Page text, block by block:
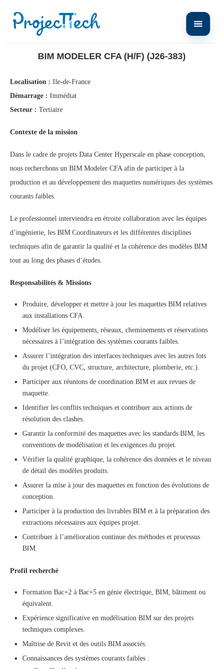
BIM MODELER CFA (H/F) (J26-383)
Localisation : Ile-de-France
Démarrage : Immédiat
Secteur : Tertiaire
Contexte de la mission
Dans le cadre de projets Data Center Hyperscale en phase conception,
nous recherchons un BIM Modeler CFA afin de participer à la
production et au développement des maquettes numériques des systèmes
courants faibles.
Le professionnel interviendra en étroite collaboration avec les équipes
d’ingénierie, les BIM Coordinateurs et les différentes disciplines
techniques afin de garantir la qualité et la cohérence des modèles BIM
tout au long des phases d’études.
Responsabilités & Missions
Produire, développer et mettre à jour les maquettes BIM relatives
aux installations CFA.
Modéliser les équipements, réseaux, cheminements et réservations
nécessaires à l’intégration des systèmes courants faibles.
Assurer l’intégration des interfaces techniques avec les autres lots
du projet (CFO, CVC, structure, architecture, plomberie, etc.).
Participer aux réunions de coordination BIM et aux revues de
maquette.
Identifier les conflits techniques et contribuer aux actions de
résolution des clashes.
Garantir la conformité des maquettes avec les standards BIM, les
conventions de modélisation et les exigences du projet.
Vérifier la qualité graphique, la cohérence des données et le niveau
de détail des modèles produits.
Assurer la mise à jour des maquettes en fonction des évolutions de
conception.
Participer à la production des livrables BIM et à la préparation des
extractions nécessaires aux équipes projet.
Contribuer à l’amélioration continue des méthodes et processus
BIM.
Profil recherché
Formation Bac+2 à Bac+5 en génie électrique, BIM, bâtiment ou
équivalent.
Expérience significative en modélisation BIM sur des projets
techniques complexes.
Maîtrise de Revit et des outils BIM associés.
Connaissances des systèmes courants faibles :